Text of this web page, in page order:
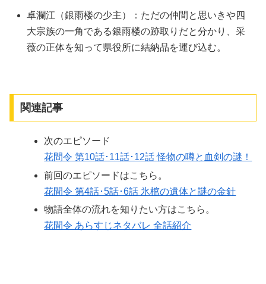
卓瀾江（銀雨楼の少主）：ただの仲間と思いきや四
大宗族の一角である銀雨楼の跡取りだと分かり、采
薇の正体を知って県役所に結納品を運び込む。
関連記事
次のエピソード
花間令 第10話･11話･12話 怪物の噂と血剣の謎！
前回のエピソードはこちら。
花間令 第4話･5話･6話 氷棺の遺体と謎の金針
物語全体の流れを知りたい方はこちら。
花間令 あらすじネタバレ 全話紹介